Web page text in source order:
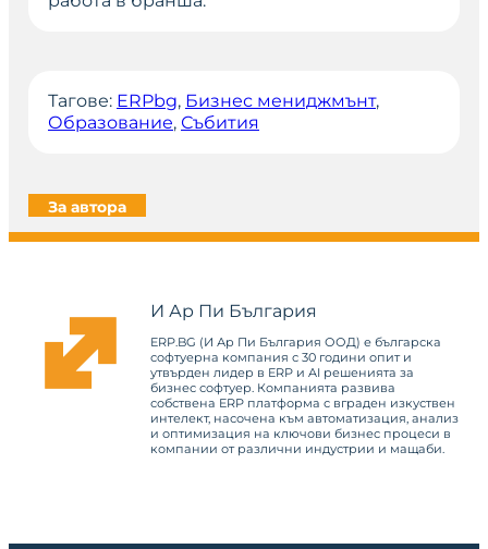
Тагове: ERPbg, Бизнес мениджмънт
Образование, Събития
За автора
И Ар Пи България
ERP.BG (И Ар Пи България ООД) е българска
софтуерна компания с 30 години опит и
утвърден лидер в ERP и AI решенията за
бизнес софтуер. Компанията развива
собствена ERP платформа с вграден изкуствен
интелект, насочена към автоматизация, анализ
и оптимизация на ключови бизнес процеси в
компании от различни индустрии и мащаби.